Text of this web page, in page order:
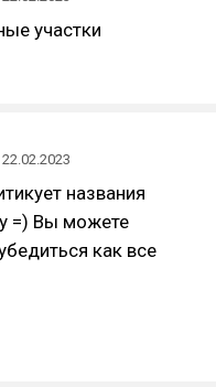
участки
22.02.2023
названия
=) Вы можете
как все